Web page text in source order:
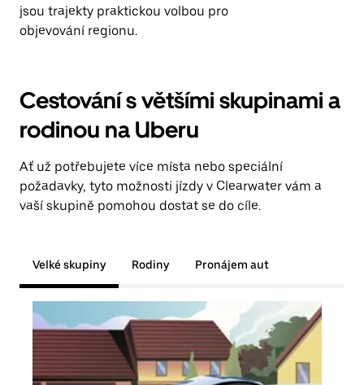
jsou trajekty praktickou volbou pro
objevování regionu.
Cestování s většími skupinami a
rodinou na Uberu
Ať už potřebujete více místa nebo speciální
požadavky, tyto možnosti jízdy v Clearwater vám a
vaší skupině pomohou dostat se do cíle.
Velké skupiny Rodiny Pronájem aut